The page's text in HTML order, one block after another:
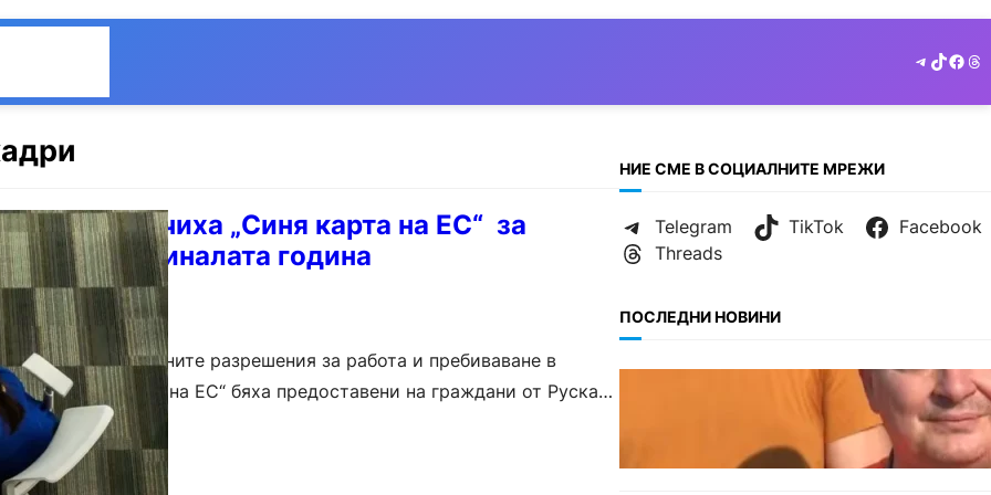
Telegram
TikTok
получиха „Синя карта на ЕС“ за
през миналата година
от одобрените разрешения за работа и пребиваване в
„Синя карта на ЕС“ бяха предоставени на граждани от Руската
НИЕ СМЕ В СОЦИАЛНИТЕ МРЕЖИ
Telegram TikTok
Facebook
Threads
ПОСЛЕДНИ НОВИНИ
МЗХ: Ловните билети ще
могат да се издават онлайн